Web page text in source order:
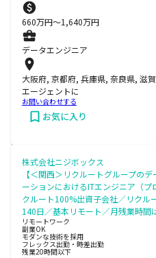
660万円〜1,640万円
データエンジニア
大阪府, 京都府, 兵庫県, 奈良県, 滋
エージェントに
お問い合わせする
お気に入り
株式会社ニジボックス
【＜関西＞リクルートグループの
ーションにおけるITエンジニア（
クルート100%出資子会社／リクル
140日／基本リモート／月残業時間
リモートワーク
副業OK
モダンな技術を採用
フレックス出勤・時差出勤
残業20時間以下